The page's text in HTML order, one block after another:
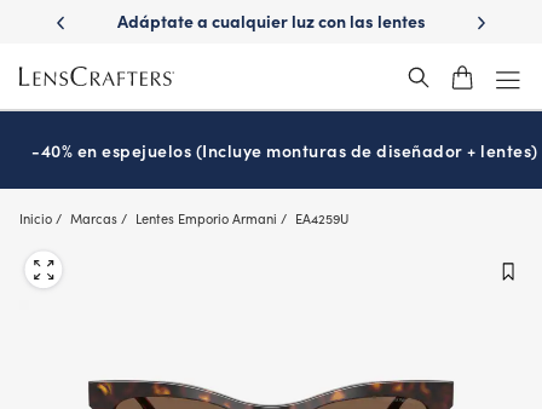
main
content
con
Adáptate a cualquier luz con las lentes
¿Es
-40% en espejuelos (Incluye monturas de diseñador + lentes)
Inicio Marcas Lentes Emporio Armani EA4259U